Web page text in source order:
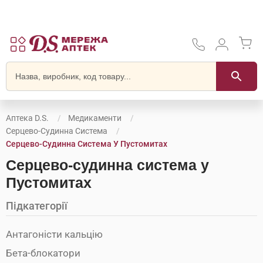
Аптека D.S.
Медикаменти
Серцево-Судинна Система
Серцево-Судинна Система У Пустомитах
Серцево-судинна система у
Пустомитах
Підкатегорії
Антагоністи кальцію
Бета-блокатори